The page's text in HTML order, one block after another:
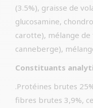
(3.5%), graisse de
glucosamine,
carotte), mélange
canneberge),
Constituants
.Protéines brutes
fibres brutes 3,9%,